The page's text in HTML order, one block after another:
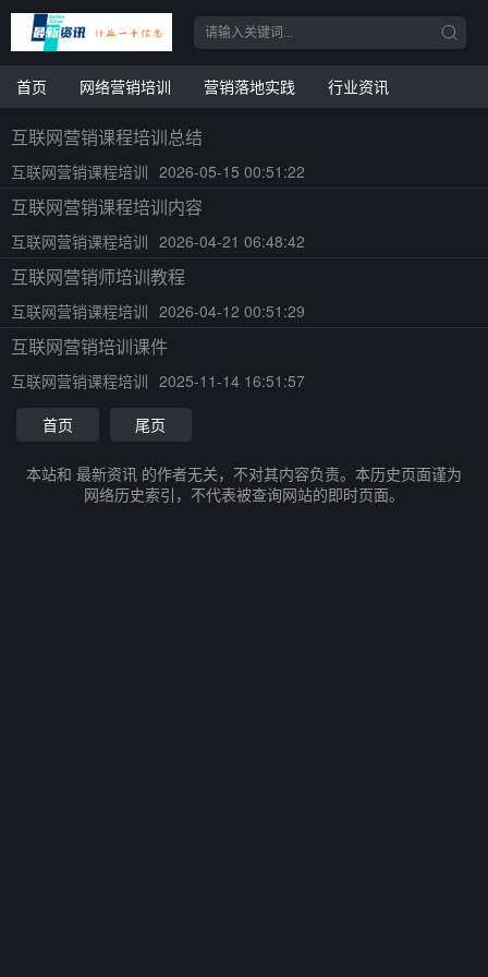
首页 网络营销培训 营销落地实践 行业资讯
互联网营销课程培训总结
互联网营销课程培训 2026-05-15 00:51:22
互联网营销课程培训内容
互联网营销课程培训 2026-04-21 06:48:42
互联网营销师培训教程
互联网营销课程培训 2026-04-12 00:51:29
互联网营销培训课件
互联网营销课程培训 2025-11-14 16:51:57
首页
尾页
本站和 最新资讯 的作者无关，不对其内容负责。本历史页面谨为
网络历史索引，不代表被查询网站的即时页面。